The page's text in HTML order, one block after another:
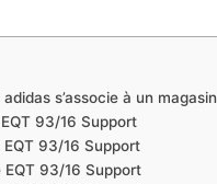
s’associe à un
93/16 Support
93/16 Support
93/16 Support